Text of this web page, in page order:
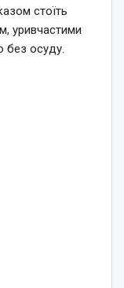
стоїть
уривчастими
без осуду.